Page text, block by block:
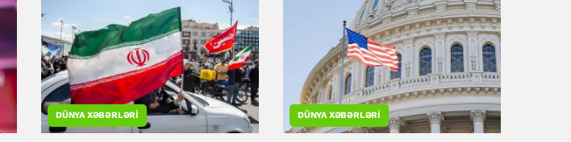
DÜNYA XƏBƏRLƏRI DÜNYA XƏBƏRLƏRI